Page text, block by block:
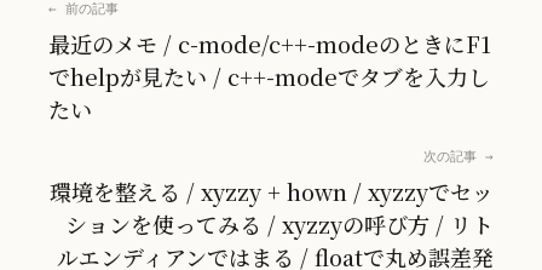
← 前の記事
最近のメモ / c-mode/c++-modeのときにF1
でhelpが見たい / c++-modeでタブを入力し
たい
次の記事 →
環境を整える / xyzzy + hown / xyzzyでセッ
ションを使ってみる / xyzzyの呼び方 / リト
ルエンディアンではまる / floatで丸め誤差発